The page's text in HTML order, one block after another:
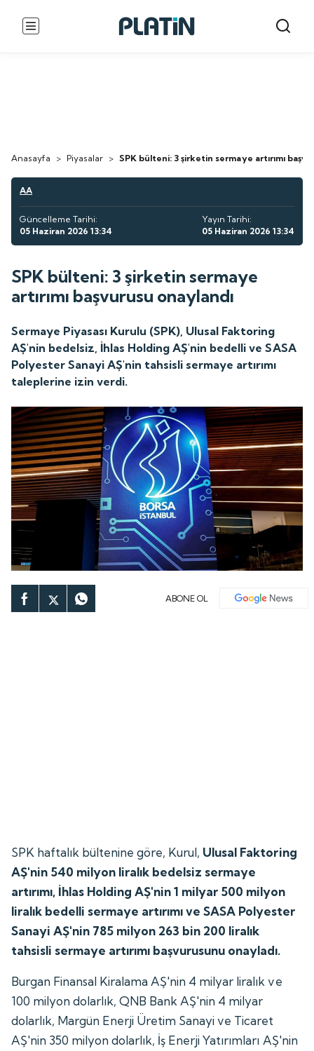
Anasayfa > Piyasalar > SPK bülteni: 3 şirketin sermaye artırımı
AA
Güncelleme Tarihi:
05 Haziran 2026 13:34
Yayın Tarihi:
05 Haziran 2026 13:34
SPK bülteni: 3 şirketin sermaye
artırımı başvurusu onaylandı
Sermaye Piyasası Kurulu (SPK), Ulusal Faktoring
AŞ'nin bedelsiz, İhlas Holding AŞ'nin bedelli ve SASA
Polyester Sanayi AŞ'nin tahsisli sermaye artırımı
taleplerine izin verdi.
ABONE OL
SPK haftalık bültenine göre, Kurul, Ulusal Faktoring
AŞ'nin 540 milyon liralık bedelsiz sermaye
artırımı, İhlas Holding AŞ'nin 1 milyar 500 milyon
liralık bedelli sermaye artırımı ve SASA Polyester
Sanayi AŞ'nin 785 milyon 263 bin 200 liralık
tahsisli sermaye artırımı başvurusunu onayladı.
Burgan Finansal Kiralama AŞ'nin 4 milyar liralık ve
100 milyon dolarlık, QNB Bank AŞ'nin 4 milyar
dolarlık, Margün Enerji Üretim Sanayi ve Ticaret
AŞ'nin 350 milyon dolarlık, İş Enerji Yatırımları AŞ'nin